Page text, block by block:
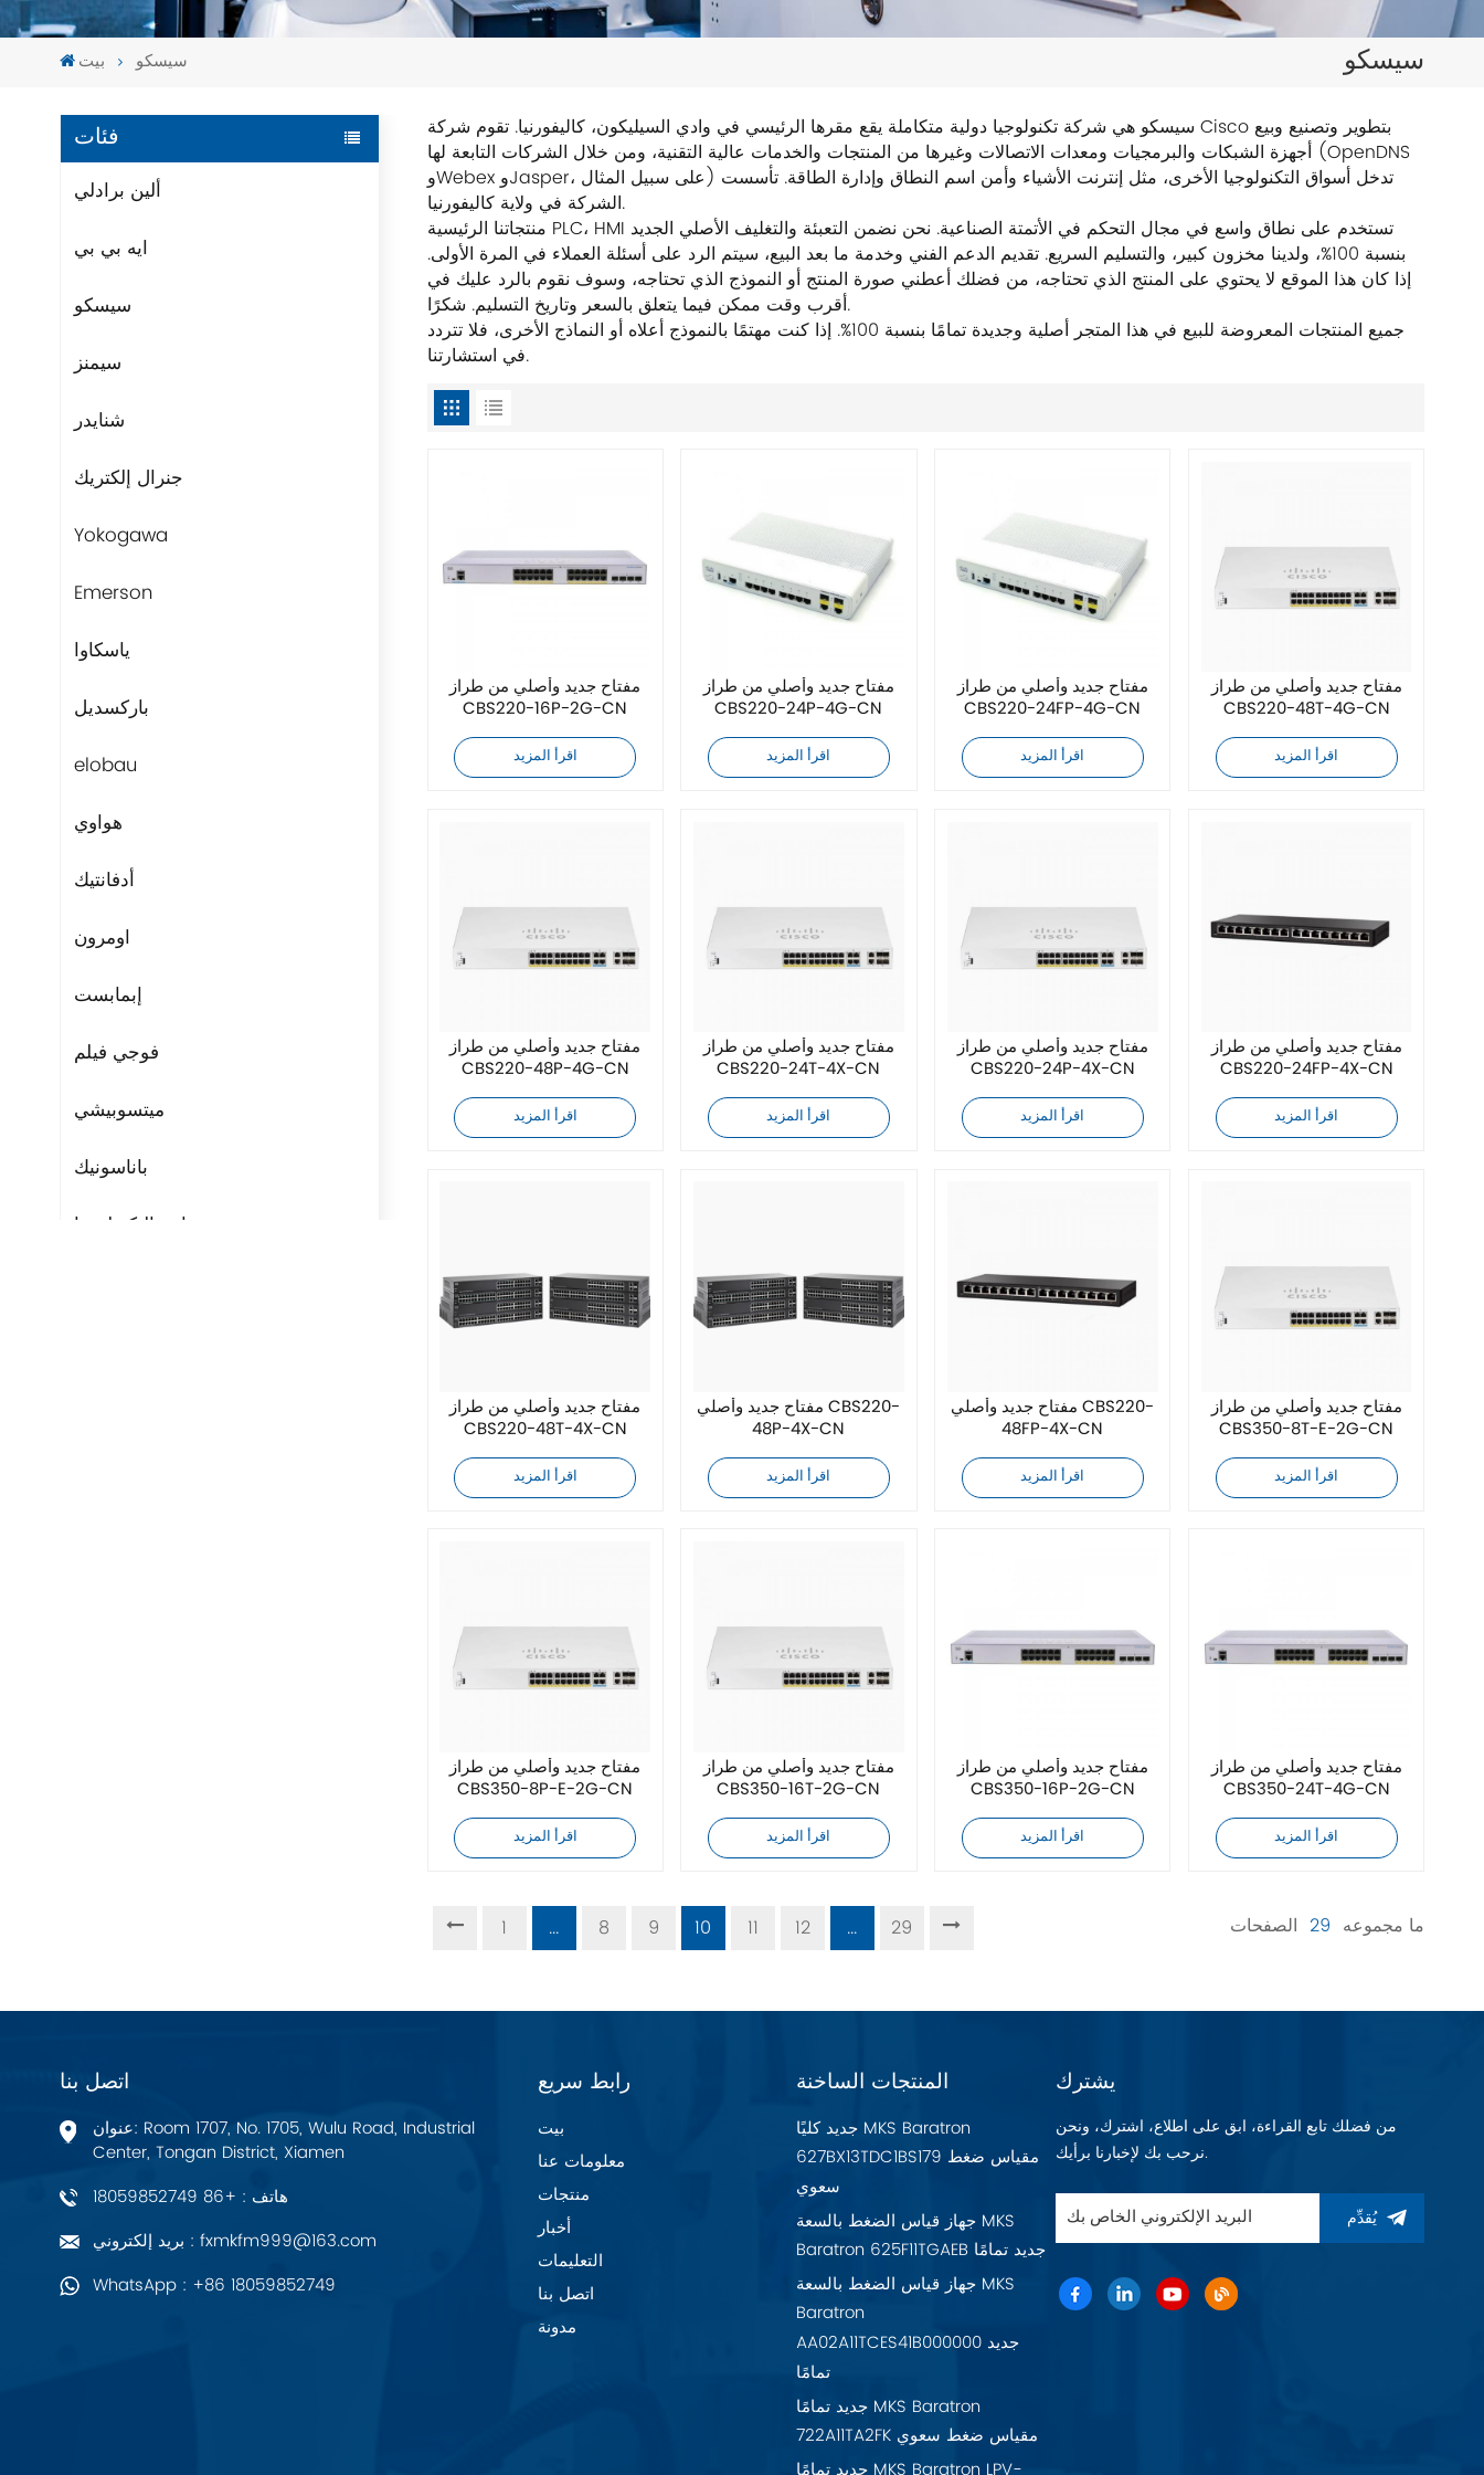
한국의
Tiếng Việt
بيت سيسكو سيسكو
فئات
ألين برادلي
ايه بي بي
سيسكو
سيمنز
شنايدر
جنرال إلكتريك
Yokogawa
Emerson
ياسكاوا
باركسديل
elobau
هواوي
أدفانتيك
اومرون
إبمابست
فوجي فيلم
ميتسوبيشي
باناسونيك
مراوح التكنولوجيا
YORK
Xsens
7OCEAN
ANSON
سيسكو هي شركة تكنولوجيا دولية متكاملة يقع مقرها الرئيسي في وادي السيليكون، كاليفورنيا. تقوم شركة Cisco بتطوير وتصنيع وبيع
أجهزة الشبكات والبرمجيات ومعدات الاتصالات وغيرها من المنتجات والخدمات عالية التقنية، ومن خلال الشركات التابعة لها (OpenDNS
وWebex وJasper، على سبيل المثال) تدخل أسواق التكنولوجيا الأخرى، مثل إنترنت الأشياء وأمن اسم النطاق وإدارة الطاقة. تأسست
الشركة في ولاية كاليفورنيا.
منتجاتنا الرئيسية PLC، HMI تستخدم على نطاق واسع في مجال التحكم في الأتمتة الصناعية. نحن نضمن التعبئة والتغليف الأصلي الجديد
بنسبة 100%، ولدينا مخزون كبير، والتسليم السريع. تقديم الدعم الفني وخدمة ما بعد البيع، سيتم الرد على أسئلة العملاء في المرة الأولى.
إذا كان هذا الموقع لا يحتوي على المنتج الذي تحتاجه، من فضلك أعطني صورة المنتج أو النموذج الذي تحتاجه، وسوف نقوم بالرد عليك في
أقرب وقت ممكن فيما يتعلق بالسعر وتاريخ التسليم. شكرًا.
جميع المنتجات المعروضة للبيع في هذا المتجر أصلية وجديدة تمامًا بنسبة 100%. إذا كنت مهتمًا بالنموذج أعلاه أو النماذج الأخرى، فلا تتردد
في استشارتنا.
مفتاح جديد وأصلي من طراز
CBS220-16P-2G-CN
اقرأ المزيد
مفتاح جديد وأصلي من طراز
CBS220-24P-4G-CN
اقرأ المزيد
مفتاح جديد وأصلي من طراز
CBS220-24FP-4G-CN
اقرأ المزيد
مفتاح جديد وأصلي من طراز
CBS220-48T-4G-CN
اقرأ المزيد
مفتاح جديد وأصلي من طراز
CBS220-48P-4G-CN
اقرأ المزيد
مفتاح جديد وأصلي من طراز
CBS220-24T-4X-CN
اقرأ المزيد
مفتاح جديد وأصلي من طراز
CBS220-24P-4X-CN
اقرأ المزيد
مفتاح جديد وأصلي من طراز
CBS220-24FP-4X-CN
اقرأ المزيد
مفتاح جديد وأصلي من طراز
CBS220-48T-4X-CN
اقرأ المزيد
مفتاح جديد وأصلي CBS220-
48P-4X-CN
اقرأ المزيد
مفتاح جديد وأصلي CBS220-
48FP-4X-CN
اقرأ المزيد
مفتاح جديد وأصلي من طراز
CBS350-8T-E-2G-CN
اقرأ المزيد
مفتاح جديد وأصلي من طراز
CBS350-8P-E-2G-CN
اقرأ المزيد
مفتاح جديد وأصلي من طراز
CBS350-16T-2G-CN
اقرأ المزيد
مفتاح جديد وأصلي من طراز
CBS350-16P-2G-CN
اقرأ المزيد
مفتاح جديد وأصلي من طراز
CBS350-24T-4G-CN
اقرأ المزيد
1 ... 8 9 10 11 12 ... 29 ما مجموعه 29 الصفحات
اتصل بنا
عنوان: Room 1707, No. 1705, Wulu Road, Industrial
Center, Tongan District, Xiamen
هاتف : +86 18059852749
بريد إلكتروني : fxmkfm999@163.com
WhatsApp : +86 18059852749
رابط سريع
بيت
معلومات عنا
منتجات
أخبار
التعليمات
اتصل بنا
مدونة
المنتجات الساخنة
جديد كليًا MKS Baratron
627BX13TDC1BS179 مقياس ضغط
سعوي
جهاز قياس الضغط بالسعة MKS
Baratron 625F11TGAEB جديد تمامًا
جهاز قياس الضغط بالسعة MKS
Baratron
AA02A11TCES41B000000 جديد
تمامًا
جديد تمامًا MKS Baratron
722A11TA2FK مقياس ضغط سعوي
يشترك
من فضلك تابع القراءة، ابق على اطلاع، اشترك، ونحن
نرحب بك لإخبارنا برأيك.
يُقدِّم